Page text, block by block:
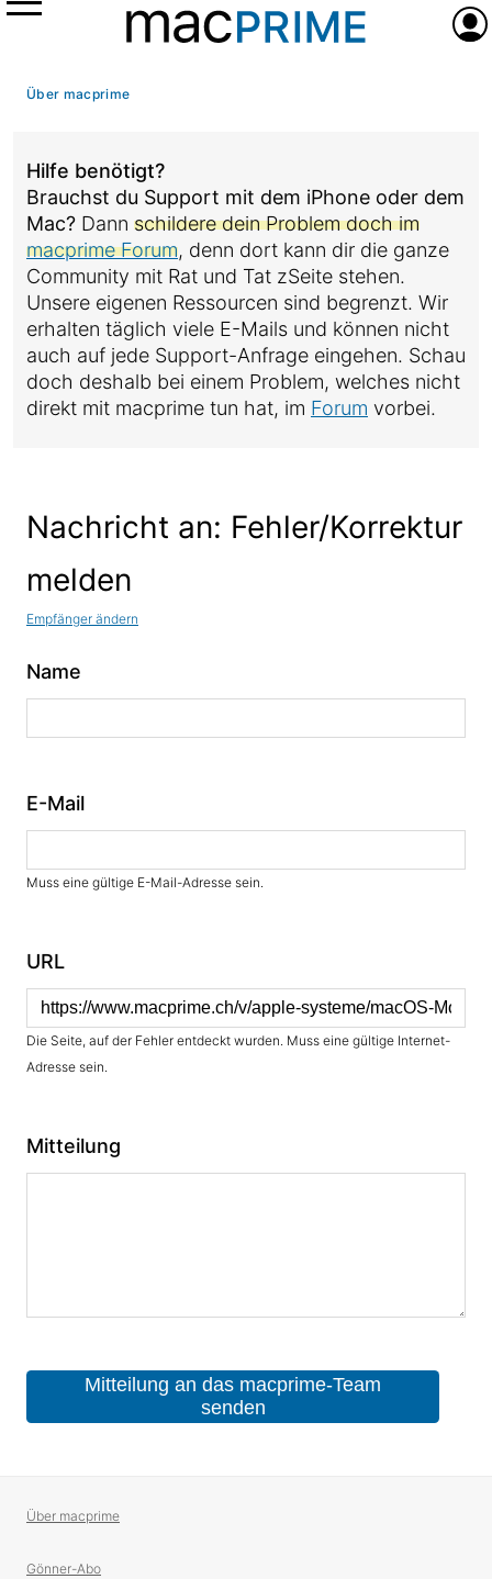
Menü
Über macprime
Hilfe benötigt?
Brauchst du Support mit dem iPhone oder dem
Mac? Dann schildere dein Problem doch im
macprime Forum, denn dort kann dir die ganze
Community mit Rat und Tat zSeite stehen.
Unsere eigenen Ressourcen sind begrenzt. Wir
erhalten täglich viele E-Mails und können nicht
auch auf jede Support-Anfrage eingehen. Schau
doch deshalb bei einem Problem, welches nicht
direkt mit macprime tun hat, im Forum vorbei.
Nachricht an: Fehler/Korrektur
melden
Empfänger ändern
Name
E-Mail
Muss eine gültige E-Mail-Adresse sein.
URL
Die Seite, auf der Fehler entdeckt wurden. Muss eine gültige Internet-
Adresse sein.
Mitteilung
Mitteilung an das macprime-Team
senden
Über macprime
Gönner-Abo